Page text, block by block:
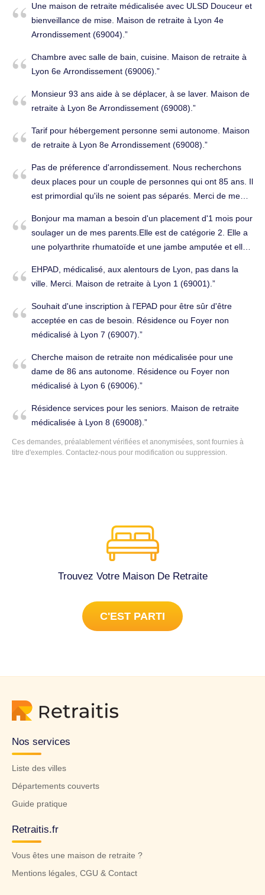
l'accueillir. Maison de retraite à Lyon 8e Arrondissement
(69008).
Une maison de retraite médicalisée avec ULSD Douceur et
bienveillance de mise. Maison de retraite à Lyon 4e
Arrondissement (69004).
Chambre avec salle de bain, cuisine. Maison de retraite à
Lyon 6e Arrondissement (69006).
Monsieur 93 ans aide à se déplacer, à se laver. Maison de
retraite à Lyon 8e Arrondissement (69008).
Tarif pour hébergement personne semi autonome. Maison
de retraite à Lyon 8e Arrondissement (69008).
Pas de préference d'arrondissement. Nous recherchons
deux places pour un couple de personnes qui ont 85 ans. Il
est primordial qu'ils ne soient pas séparés. Merci de me
Arrondissement (69007).
Bonjour ma maman a besoin d'un placement d'1 mois pour
soulager un de mes parents.Elle est de catégorie 2. Elle a
une polyarthrite rhumatoïde et une jambe amputée et elle
sur la maison de retraite en générale les prix et des visuels
et voir ensuite avec vous les disponibilités. Je vous
remercie par avance. Cordialement. Maison de retraite à
Lyon 1er Arrondissement (69001).
EHPAD, médicalisé, aux alentours de Lyon, pas dans la
ville. Merci. Maison de retraite à Lyon 1 (69001).
Souhait d'une inscription à l'EPAD pour être sûr d'être
acceptée en cas de besoin. Résidence ou Foyer non
médicalisé à Lyon 7 (69007).
Cherche maison de retraite non médicalisée pour une
dame de 86 ans autonome. Résidence ou Foyer non
médicalisé à Lyon 6 (69006).
Résidence services pour les seniors. Maison de retraite
médicalisée à Lyon 8 (69008).
Ces demandes, préalablement vérifiées et anonymisées, sont fournies à
titre d'exemples. Contactez-nous pour modification ou suppression.
Trouvez Votre Maison De Retraite
C'EST PARTI
Nos services
Liste des villes
Départements couverts
Guide pratique
Retraitis.fr
Vous êtes une maison de retraite ?
Mentions légales, CGU & Contact